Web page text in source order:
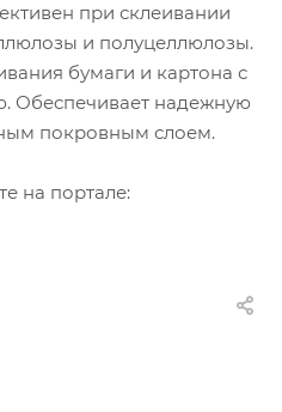
при склеивании
и полуцеллюлозы.
бумаги и картона с
Обеспечивает надежную
покровным слоем.
на портале: